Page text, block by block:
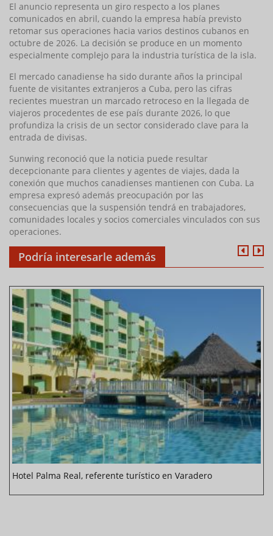
El anuncio representa un giro respecto a los planes
comunicados en abril, cuando la empresa había previsto
retomar sus operaciones hacia varios destinos cubanos en
octubre de 2026. La decisión se produce en un momento
especialmente complejo para la industria turística de la isla.
El mercado canadiense ha sido durante años la principal
fuente de visitantes extranjeros a Cuba, pero las cifras
recientes muestran un marcado retroceso en la llegada de
viajeros procedentes de ese país durante 2026, lo que
profundiza la crisis de un sector considerado clave para la
entrada de divisas.
Sunwing reconoció que la noticia puede resultar
decepcionante para clientes y agentes de viajes, dada la
conexión que muchos canadienses mantienen con Cuba. La
empresa expresó además preocupación por las
consecuencias que la suspensión tendrá en trabajadores,
comunidades locales y socios comerciales vinculados con sus
operaciones.
Podría interesarle además
Hotel Palma Real, referente turístico en Varadero